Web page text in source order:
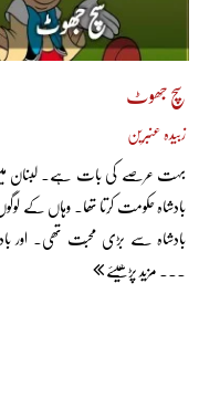
سچ جھوٹ
زبیدہ عنبرین
بہت عرصے کی بات ہے۔ لبنان
بادشاہ حکومت کرتا تھا۔ وہاں کے
بادشاہ سے بڑی محبّت تھی۔ اور
... مزید پڑھیئے